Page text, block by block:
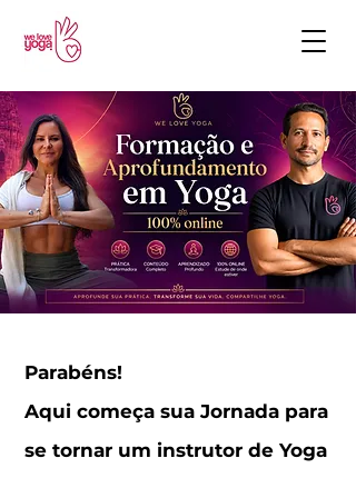
Parabéns!
Aqui começa sua Jornada para
se tornar um instrutor de Yoga